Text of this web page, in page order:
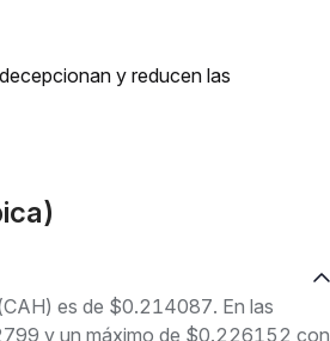
y reducen las
es de $0.214087. En las
y un máximo de $0.226152 con